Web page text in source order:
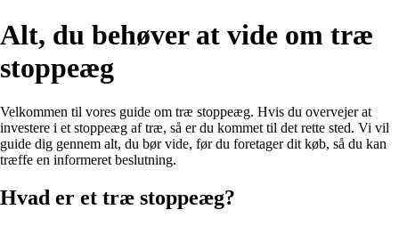
Alt, du behøver at vide om træ
stoppeæg
Velkommen til vores guide om træ stoppeæg. Hvis du overvejer at
investere i et stoppeæg af træ, så er du kommet til det rette sted. Vi vil
guide dig gennem alt, du bør vide, før du foretager dit køb, så du kan
træffe en informeret beslutning.
Hvad er et træ stoppeæg?